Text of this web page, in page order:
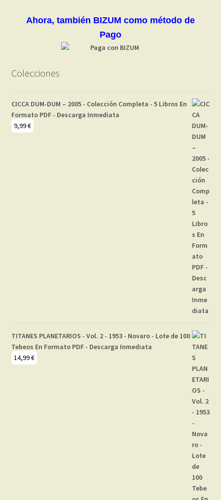
Ahora, también BIZUM como método de
Pago
Colecciones
CICCA DUM-DUM – 2005 - Colección Completa - 5 Libros En
Formato PDF - Descarga Inmediata
9,99€
TITANES PLANETARIOS - Vol. 2 - 1953 - Novaro - Lote de 100
Tebeos En Formato PDF - Descarga Inmediata
14,99€